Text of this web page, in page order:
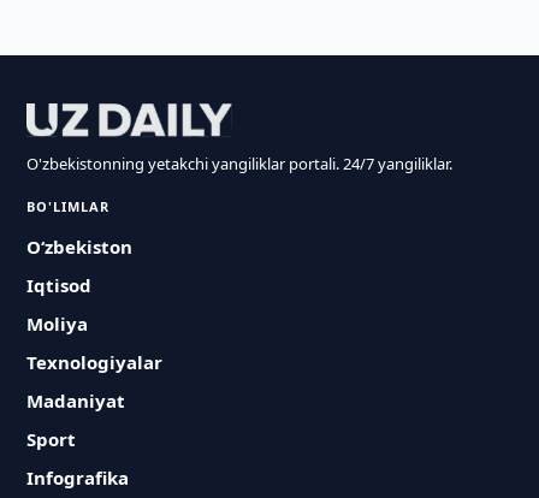
O'zbekistonning yetakchi yangiliklar portali. 24/7 yangiliklar.
BO'LIMLAR
O‘zbekiston
Iqtisod
Moliya
Texnologiyalar
Madaniyat
Sport
Infografika